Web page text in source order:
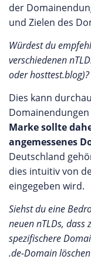
der
und Zielen des
Würdest du
verschiedenen
oder hosttest.blog)?
Dies kann
Marke sollte
angemessenes
Deutschland
dies intuitiv von
eingegeben wird.
Siehst du eine
neuen nTLDs, dass
spezifischere
.de-Domain